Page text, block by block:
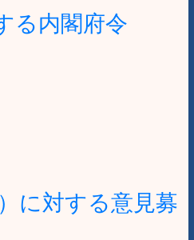
る内閣府令
に対する意見募